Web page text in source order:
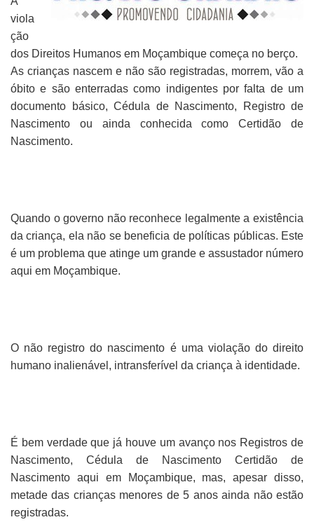
viola
ção
dos Direitos Humanos em Moçambique começa no berço.
As crianças nascem e não são registradas, morrem, vão a
óbito e são enterradas como indigentes por falta de um
documento básico, Cédula de Nascimento, Registro de
Nascimento ou ainda conhecida como Certidão de
Nascimento.
Quando o governo não reconhece legalmente a existência
da criança, ela não se beneficia de políticas públicas. Este
é um problema que atinge um grande e assustador número
aqui em Moçambique.
O não registro do nascimento é uma violação do direito
humano inalienável, intransferível da criança à identidade.
É bem verdade que já houve um avanço nos Registros de
Nascimento, Cédula de Nascimento Certidão de
Nascimento aqui em Moçambique, mas, apesar disso,
metade das crianças menores de 5 anos ainda não estão
registradas.